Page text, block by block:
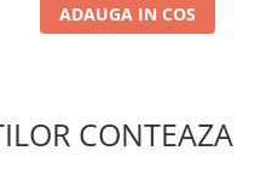
ADAUGA IN COS
CONTEAZA